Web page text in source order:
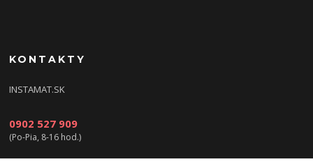
KONTAKTY
INSTAMAT.SK
0902 527 909
(Po-Pia, 8-16 hod.)